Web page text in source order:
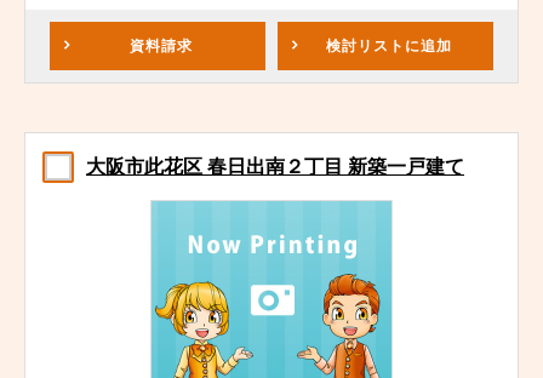
資料請求 検討リスト に追加
大阪市此花区 春日出南２丁目 新築一戸建て